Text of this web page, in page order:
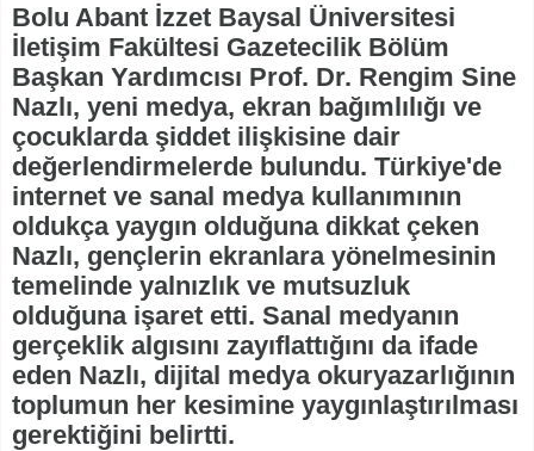
Bolu Abant İzzet Baysal Üniversitesi
İletişim Fakültesi Gazetecilik Bölüm
Başkan Yardımcısı Prof. Dr. Rengim Sine
Nazlı, yeni medya, ekran bağımlılığı ve
çocuklarda şiddet ilişkisine dair
değerlendirmelerde bulundu. Türkiye'de
internet ve sanal medya kullanımının
oldukça yaygın olduğuna dikkat çeken
Nazlı, gençlerin ekranlara yönelmesinin
temelinde yalnızlık ve mutsuzluk
olduğuna işaret etti. Sanal medyanın
gerçeklik algısını zayıflattığını da ifade
eden Nazlı, dijital medya okuryazarlığının
toplumun her kesimine yaygınlaştırılması
gerektiğini belirtti.